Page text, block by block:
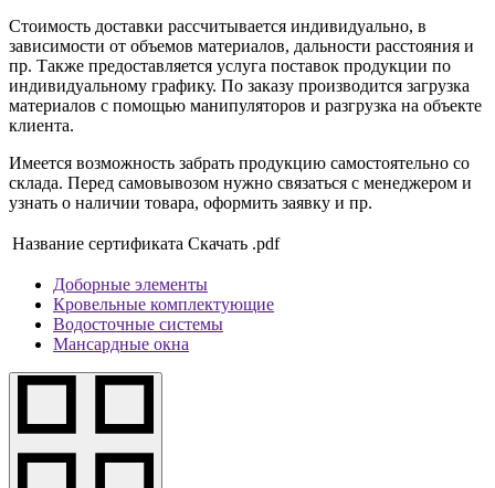
Стоимость доставки рассчитывается индивидуально, в
зависимости от объемов материалов, дальности расстояния и
пр. Также предоставляется услуга поставок продукции по
индивидуальному графику. По заказу производится загрузка
материалов с помощью манипуляторов и разгрузка на объекте
клиента.
Имеется возможность забрать продукцию самостоятельно со
склада. Перед самовывозом нужно связаться с менеджером и
узнать о наличии товара, оформить заявку и пр.
Название сертификата Скачать .pdf
Доборные элементы
Кровельные комплектующие
Водосточные системы
Мансардные окна